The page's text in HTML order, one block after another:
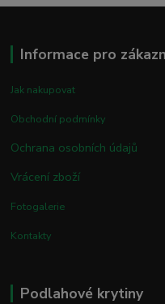
Informace pro
Jak nakupovat
Obchodní podmínky
Ochrana osobních údajů
Vrácení zboží
Fotogalerie
Kontakty
Podlahové krytiny